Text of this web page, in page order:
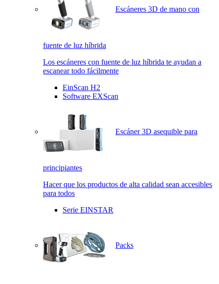
Escáneres 3D de mano con
fuente de luz híbrida
Los escáneres con fuente de luz híbrida te ayudan a
escanear todo fácilmente
EinScan H2
Software EXScan
Escáner 3D asequible para
principiantes
Hacer que los productos de alta calidad sean accesibles
para todos
Serie EINSTAR
Packs